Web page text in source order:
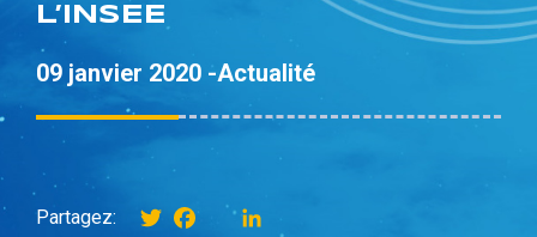
L’INSEE
09 janvier 2020 -Actualité
Partagez: TwitterFacebook
instagram